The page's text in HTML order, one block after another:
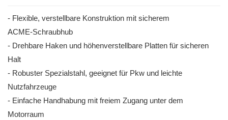
- Flexible, verstellbare Konstruktion mit sicherem
ACME‑Schraubhub
- Drehbare Haken und höhenverstellbare Platten für sicheren
Halt
- Robuster Spezialstahl, geeignet für Pkw und leichte
Nutzfahrzeuge
- Einfache Handhabung mit freiem Zugang unter dem
Motorraum